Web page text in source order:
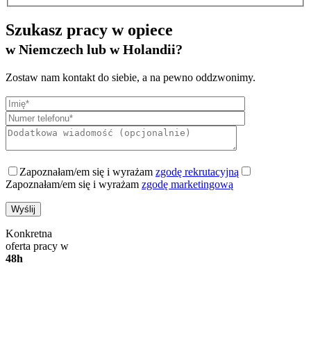
Szukasz pracy w opiece
w Niemczech lub w Holandii?
Zostaw nam kontakt do siebie, a na pewno oddzwonimy.
Zapoznałam/em się i wyrażam zgodę rekrutacyjną
Zapoznałam/em się i wyrażam zgodę marketingową
Konkretna
oferta pracy w
48h